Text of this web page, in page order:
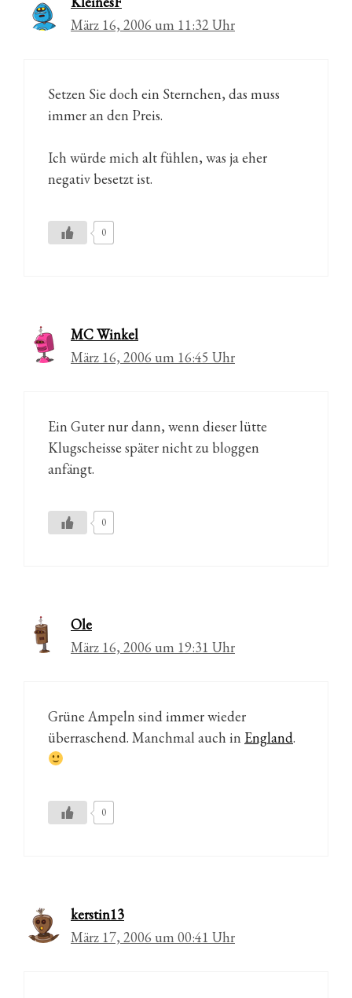
März 16, 2006 um 11:32 Uhr
Setzen Sie doch ein Sternchen, das muss
immer an den Preis.
Ich würde mich alt fühlen, was ja eher
negativ besetzt ist.
0
MC Winkel
März 16, 2006 um 16:45 Uhr
Ein Guter nur dann, wenn dieser lütte
Klugscheisse später nicht zu bloggen
anfängt.
0
Ole
März 16, 2006 um 19:31 Uhr
Grüne Ampeln sind immer wieder
überraschend. Manchmal auch in England.
0
kerstin13
März 17, 2006 um 00:41 Uhr